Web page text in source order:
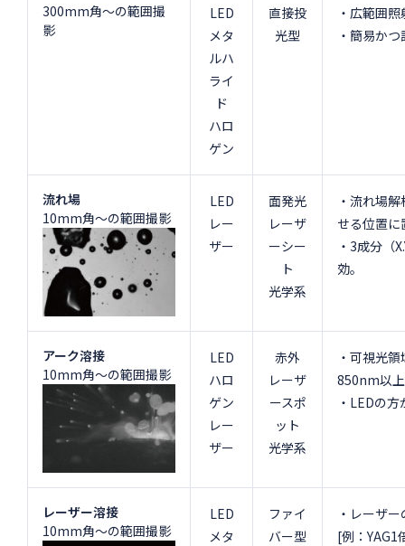
300mm角～の範囲撮
影
LED
メタ
ルハ
ライ
ド
ハロ
ゲン
直接投
光型
・広範囲
・簡易か
流れ場
10mm角～の範囲撮影
LED
レー
ザー
面発光
レーザ
ーシー
ト
光学系
・流れ場
せる位置
・3成分（
効。
アーク溶接
10mm角～の範囲撮影
LED
ハロ
ゲン
レー
ザー
赤外
レーザ
ースポ
ット
光学系
・可視光
850nm以
・LEDの
レーザー溶接
10mm角～の範囲撮影
LED
メタ
ファイ
バー型
・レーザ
[例：